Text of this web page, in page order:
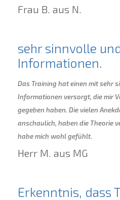
Frau B. aus N.
sehr sinnvolle
Informationen.
Das Training hat einen mit sehr
Informationen versorgt, die mir
gegeben haben. Die vielen
anschaulich, haben die Theorie
habe mich wohl gefühlt.
Herr M. aus MG
Erkenntnis, dass